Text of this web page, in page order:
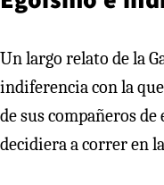
Un largo relato de la
indiferencia con la
de sus compañeros de
decidiera a correr en